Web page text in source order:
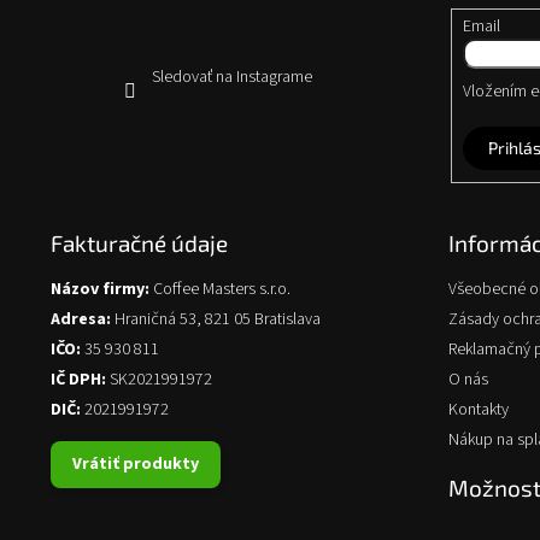
Sledovať na Instagrame
Email
Vložením
Fakturačné údaje
Názov firmy: Coffee Masters s.r.o.
Adresa: Hraničná 53, 821 05 Bratislava
IČO: 35 930 811
IČ DPH: SK2021991972
DIČ: 2021991972
Vrátiť produkty
Všeobecné
Zásady
Reklamačný
O nás
Kontakty
Nákup na